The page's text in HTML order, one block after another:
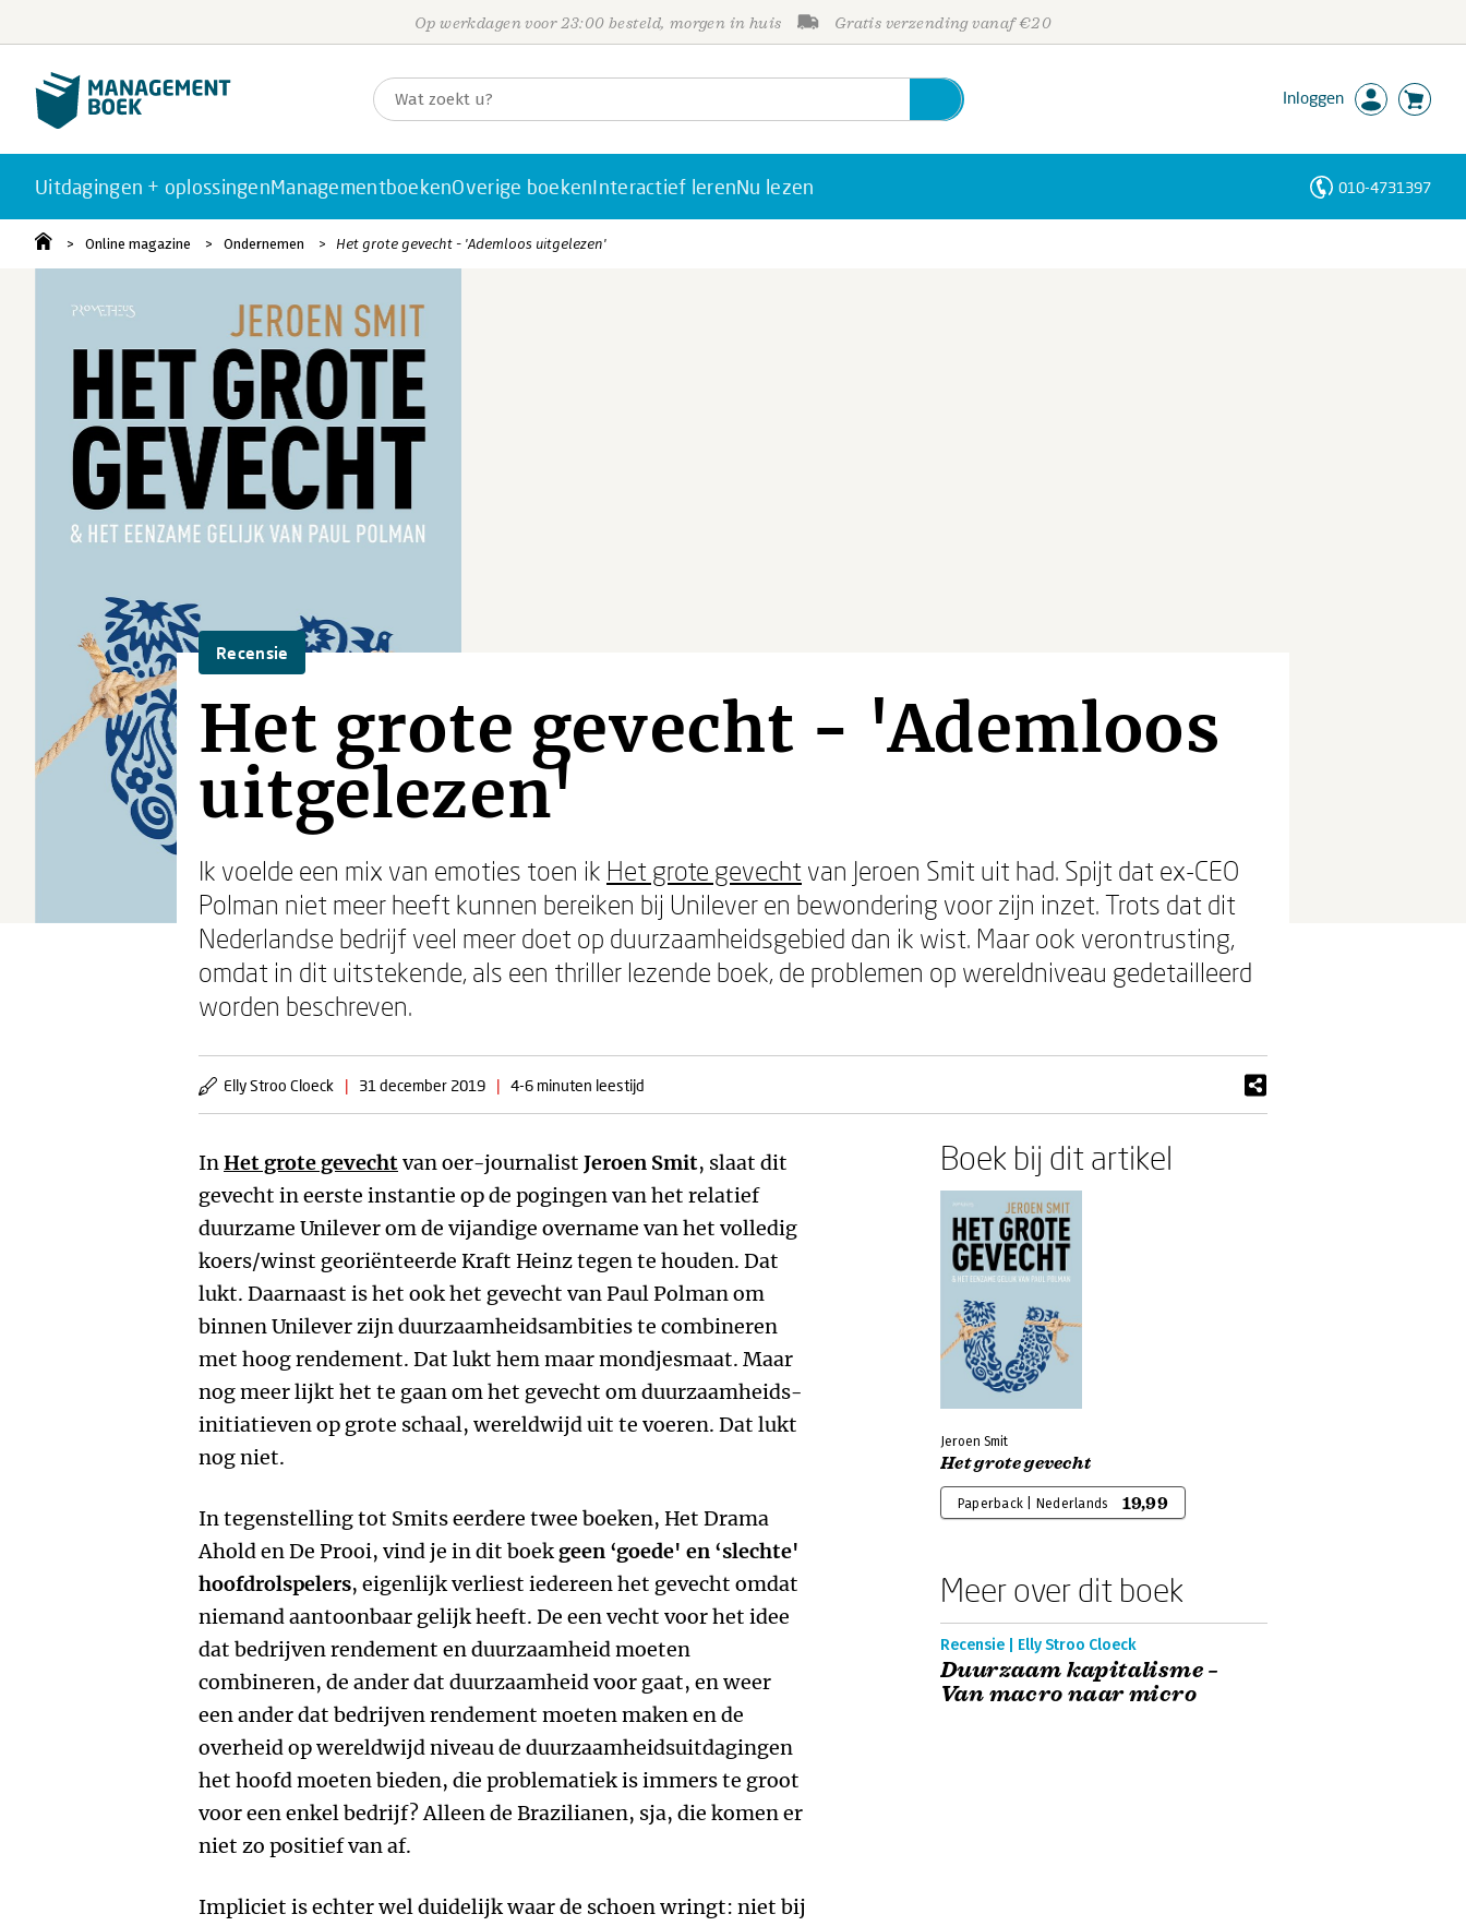
Op werkdagen voor 23:00 besteld, morgen in huis Gratis verzending vanaf €20
Inloggen
Uitdagingen + oplossingenManagementboekenOverige boekenInteractief lerenNu lezen 010-4731397
Online magazine Ondernemen Het grote gevecht - 'Ademloos uitgelezen'
Recensie
Het grote gevecht - 'Ademloos
uitgelezen'
Ik voelde een mix van emoties toen ik Het grote gevecht van Jeroen Smit uit had. Spijt dat ex-CEO
Polman niet meer heeft kunnen bereiken bij Unilever en bewondering voor zijn inzet. Trots dat dit
Nederlandse bedrijf veel meer doet op duurzaamheidsgebied dan ik wist. Maar ook verontrusting,
omdat in dit uitstekende, als een thriller lezende boek, de problemen op wereldniveau gedetailleerd
worden beschreven.
Elly Stroo Cloeck | 31 december 2019 | 4-6 minuten leestijd
InHet grote gevechtvan oer-journalist Jeroen Smit, slaat dit
gevecht in eerste instantie op de pogingen van het relatief
duurzame Unilever om de vijandige overname van het volledig
koers/winst georiënteerde Kraft Heinz tegen te houden. Dat
lukt. Daarnaast is het ook het gevecht van Paul Polman om
binnen Unilever zijn duurzaamheidsambities te combineren
met hoog rendement. Dat lukt hem maar mondjesmaat. Maar
nog meer lijkt het te gaan om het gevecht om duurzaamheids-
initiatieven op grote schaal, wereldwijd uit te voeren. Dat lukt
nog niet.
In tegenstelling tot Smits eerdere twee boeken, Het Drama
Ahold en De Prooi, vind je in dit boekgeen ‘goede' en ‘slechte'
hoofdrolspelers, eigenlijk verliest iedereen het gevecht omdat
niemand aantoonbaar gelijk heeft. De een vecht voor het idee
dat bedrijven rendement en duurzaamheid moeten
combineren, de ander dat duurzaamheid voor gaat, en weer
een ander dat bedrijven rendement moeten maken en de
overheid op wereldwijd niveau de duurzaamheidsuitdagingen
het hoofd moeten bieden, die problematiek is immers te groot
voor een enkel bedrijf? Alleen de Brazilianen, sja, die komen er
niet zo positief van af.
Impliciet is echter wel duidelijk waar de schoen wringt: niet bij
Boek bij dit artikel
Jeroen Smit
Het grote gevecht
Paperback | Nederlands 19,99
Meer over dit boek
Recensie | Elly Stroo Cloeck
Duurzaam kapitalisme –
Van macro naar micro
Personen